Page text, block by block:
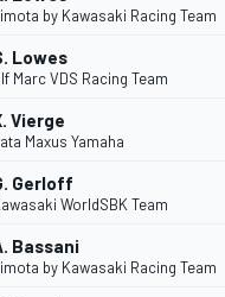
by Kawasaki Racing Team
Lowes
Marc VDS Racing Team
Vierge
Maxus Yamaha
Gerloff
WorldSBK Team
Bassani
by Kawasaki Racing Team